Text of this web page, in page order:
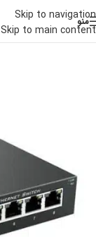
Skip to navigation
Skip to main content
منو